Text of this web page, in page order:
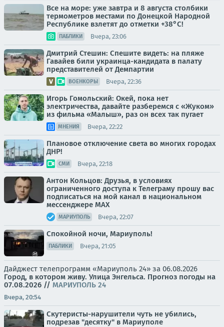
Все на море: уже завтра и 8 августа столбики
термометров местами по Донецкой Народной
Республике взлетят до отметки +38°C!
ПАБЛИКИ Вчера, 23:06
Дмитрий Стешин: Спешите видеть: на пляже
Гавайев били украинца-кандидата в палату
представителей от Демпартии
ВОЕНКОРЫ Вчера, 22:36
Игорь Гомольский: Окей, пока нет
электричества, давайте разберемся с «Жуком»
из фильма «Малыш», раз он всех так пугает
МНЕНИЯ Вчера, 22:22
Плановое отключение света во многих городах
ДНР!
СМИ Вчера, 22:18
Антон Кольцов: Друзья, в условиях
ограниченного доступа к Телеграму прошу вас
подписаться на мой канал в национальном
мессенджере МАХ
МАРИУПОЛЬ Вчера, 22:07
Спокойной ночи, Мариуполь!
ПАБЛИКИ Вчера, 21:05
Дайджест телепрограмм «Мариуполь 24» за 06.08.2026
Город, в котором живу. Улица Энгельса. Прогноз погоды на
07.08.2026 // МАРИУПОЛЬ 24
Вчера, 20:54
Скутеристы-нарушители чуть не убились,
подрезав "десятку" в Мариуполе